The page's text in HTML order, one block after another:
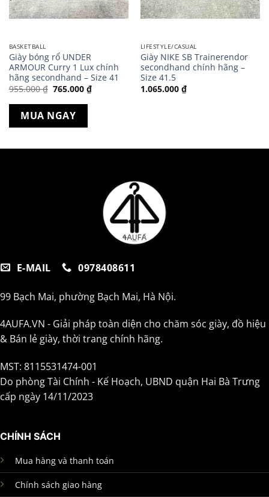
BASKETBALL
Giày bóng rổ UNDER
ARMOUR Curry 1 Lux chính
hãng secondhand – Size 41
955.000₫ Giá
gốc
là:
955.000 ₫.
765.000 ₫Giá
hiện
MUA NGAY
LIFESTYLE/CASUAL
Giày NIKE SB Trainerendor
secondhand chính hãng –
Size 41.5
1.065.000 ₫
E-MAIL 0978408611
99 Bạch Mai, phường Bạch Mai, Hà Nội.
4AUFA.VN - Giải pháp toàn diện cho chăm sóc giày, đồ hiệu
& Bán lẻ giày, thời trang chính hãng.
MST: 8115531474-001
Do phòng Tài Chính - Kế Hoạch, UBND quận Hai Bà Trưng
cấp ngày 14/11/2023
CHÍNH SÁCH
Mua hàng và thanh toán
Chính sách giao hàng